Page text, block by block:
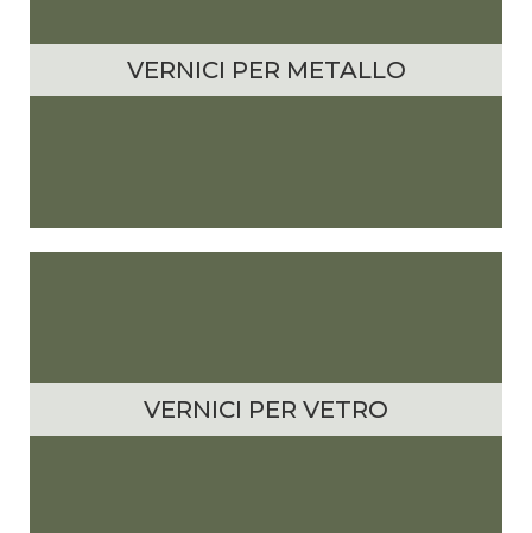
VERNICI PER METALLO
VERNICI PER VETRO